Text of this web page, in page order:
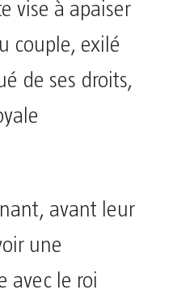
vise à apaiser
couple, exilé
de ses droits,
avant leur
une
avec le roi